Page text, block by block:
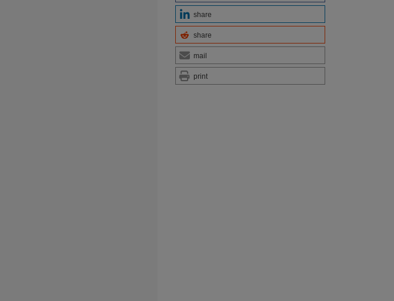
share
share
mail
print